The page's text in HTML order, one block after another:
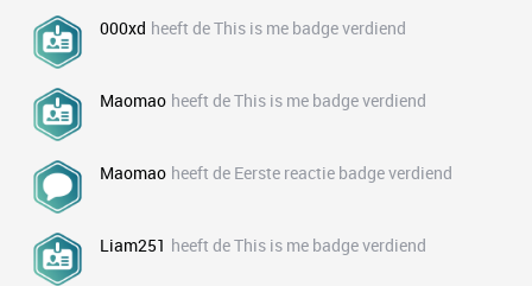
000xd heeft de This is me badge verdiend
Maomao heeft de This is me badge verdiend
Maomao heeft de Eerste reactie badge verdiend
Liam251 heeft de This is me badge verdiend